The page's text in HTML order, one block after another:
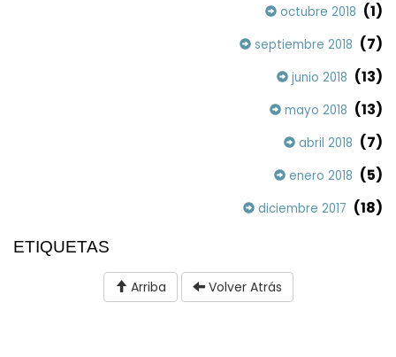
octubre 2018 (1)
septiembre 2018 (7)
junio 2018 (13)
mayo 2018 (13)
abril 2018 (7)
enero 2018 (5)
diciembre 2017 (18)
ETIQUETAS
Arriba Volver Atrás